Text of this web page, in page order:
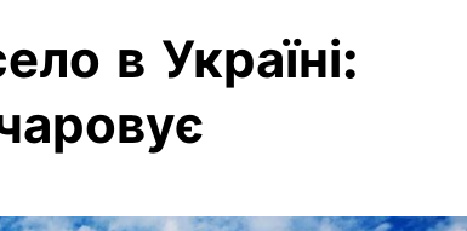
в Україні: